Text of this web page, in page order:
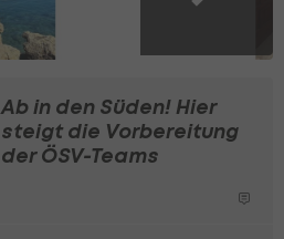
Ab in den Süden! Hier
steigt die Vorbereitung
der ÖSV-Teams